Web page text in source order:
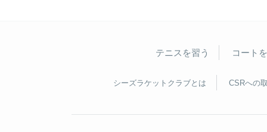
テニスを習う コート
シーズラケットクラブとは CSRへの